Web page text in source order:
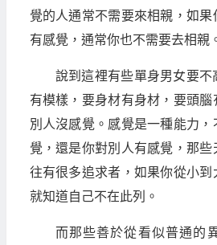
覺的人通常不需要來相親，如
有感覺，通常你也不需要去相親
說到這裡有些單身男女要
有模樣，要身材有身材，要頭
別人沒感覺。感覺是一種能力
覺，還是你對別人有感覺，那
往有很多追求者，如果你從小到
就知道自己不在此列。
而那些善於從看似普通的